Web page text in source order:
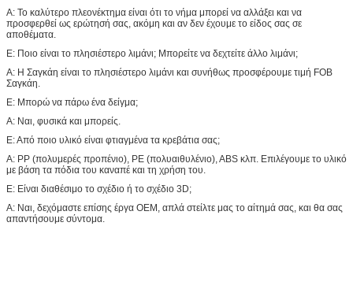
Α: Το καλύτερο πλεονέκτημα είναι ότι το νήμα μπορεί να αλλάξει και να
προσφερθεί ως ερώτησή σας, ακόμη και αν δεν έχουμε το είδος σας σε
αποθέματα.
Ε: Ποιο είναι το πλησιέστερο λιμάνι; Μπορείτε να δεχτείτε άλλο λιμάνι;
Α: Η Σαγκάη είναι το πλησιέστερο λιμάνι και συνήθως προσφέρουμε τιμή FOB
Σαγκάη.
Ε: Μπορώ να πάρω ένα δείγμα;
Α: Ναι, φυσικά και μπορείς.
Ε: Από ποιο υλικό είναι φτιαγμένα τα κρεβάτια σας;
Α: PP (πολυμερές προπένιο), PE (πολυαιθυλένιο), ABS κλπ. Επιλέγουμε το υλικό
με βάση τα πόδια του καναπέ και τη χρήση του.
Ε: Είναι διαθέσιμο το σχέδιο ή το σχέδιο 3D;
Α: Ναι, δεχόμαστε επίσης έργα OEM, απλά στείλτε μας το αίτημά σας, και θα σας
απαντήσουμε σύντομα.